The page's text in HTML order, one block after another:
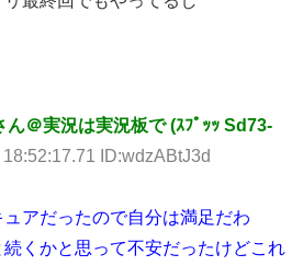
ん＠実況は実況板で (ｽﾌﾟｯｯ Sd73-
ID:wdzABtJ3d
アだったので自分は満足だわ
くかと思って不安だったけどこれ